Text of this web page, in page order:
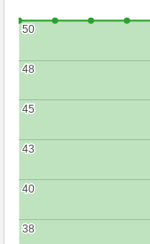
38
38
40
40
43
43
45
45
48
48
50
50